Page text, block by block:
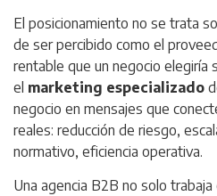
El posicionamiento no se trata
de ser percibido como el
rentable que un negocio elegiría
el marketing especializado
negocio en mensajes que
reales: reducción de riesgo,
normativo, eficiencia operativa.
Una agencia B2B no solo